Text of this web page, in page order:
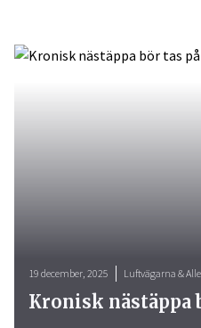
19 december, 2025 Luftvägarna &
Kronisk nästäppa